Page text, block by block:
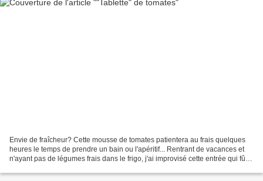
Envie de fraîcheur? Cette mousse de tomates patientera au frais quelques
heures le temps de prendre un bain ou l'apéritif... Rentrant de vacances et
n'ayant pas de légumes frais dans le frigo, j'ai improvisé cette entrée qui fût